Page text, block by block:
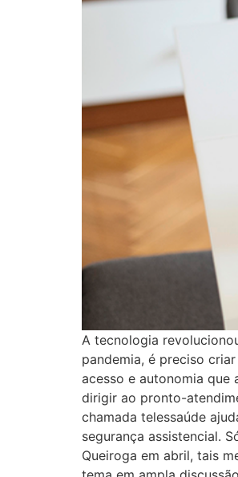
A tecnologia
pandemia, é preciso
acesso e autonomia que
dirigir ao pronto-
chamada telessaúde
segurança assistencial.
Queiroga em abril, tais